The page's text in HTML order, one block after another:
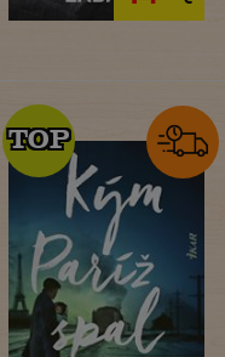
TOP
TOP